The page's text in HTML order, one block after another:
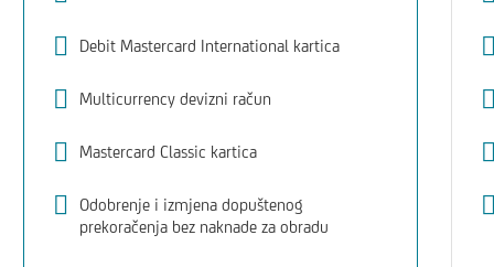
Debit Mastercard International kartica
Multicurrency devizni račun
Mastercard Classic kartica
Odobrenje i izmjena dopuštenog
prekoračenja bez naknade za obradu